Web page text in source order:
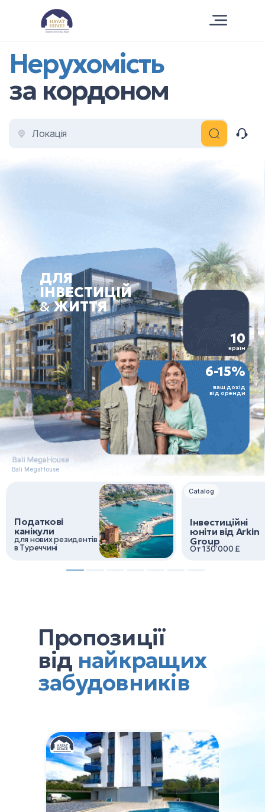
Bali MegaHouse
ДЛЯ
ІНВЕСТИЦІЙ
&ЖИТТЯ
10
країн
6-15%
ваш дохід
від оренди
Нерухомість
за кордоном
Локація
Податковi
канiкули
для нових резидентiв
в Туреччинi
Catalog
Інвестиційні
юніти від Arkin
Group
От 130’000 £
Пропозиції
від найкращих
забудовників